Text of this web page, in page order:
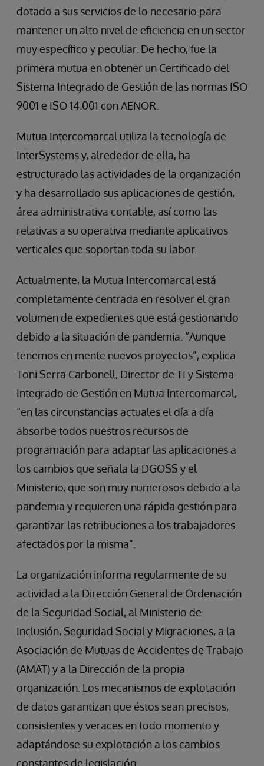
dotado a sus servicios de lo necesario para
mantener un alto nivel de eficiencia en un sector
muy específico y peculiar. De hecho, fue la
primera mutua en obtener un Certificado del
Sistema Integrado de Gestión de las normas ISO
9001 e ISO 14.001 con AENOR.
Mutua Intercomarcal utiliza la tecnología de
InterSystems y, alrededor de ella, ha
estructurado las actividades de la organización
y ha desarrollado sus aplicaciones de gestión,
área administrativa contable, así como las
relativas a su operativa mediante aplicativos
verticales que soportan toda su labor.
Actualmente, la Mutua Intercomarcal está
completamente centrada en resolver el gran
volumen de expedientes que está gestionando
debido a la situación de pandemia. “Aunque
tenemos en mente nuevos proyectos”, explica
Toni Serra Carbonell, Director de TI y Sistema
Integrado de Gestión en Mutua Intercomarcal,
“en las circunstancias actuales el día a día
absorbe todos nuestros recursos de
programación para adaptar las aplicaciones a
los cambios que señala la DGOSS y el
Ministerio, que son muy numerosos debido a la
pandemia y requieren una rápida gestión para
garantizar las retribuciones a los trabajadores
afectados por la misma”.
La organización informa regularmente de su
actividad a la Dirección General de Ordenación
de la Seguridad Social, al Ministerio de
Inclusión, Seguridad Social y Migraciones, a la
Asociación de Mutuas de Accidentes de Trabajo
(AMAT) y a la Dirección de la propia
organización. Los mecanismos de explotación
de datos garantizan que éstos sean precisos,
consistentes y veraces en todo momento y
adaptándose su explotación a los cambios
constantes de legislación.